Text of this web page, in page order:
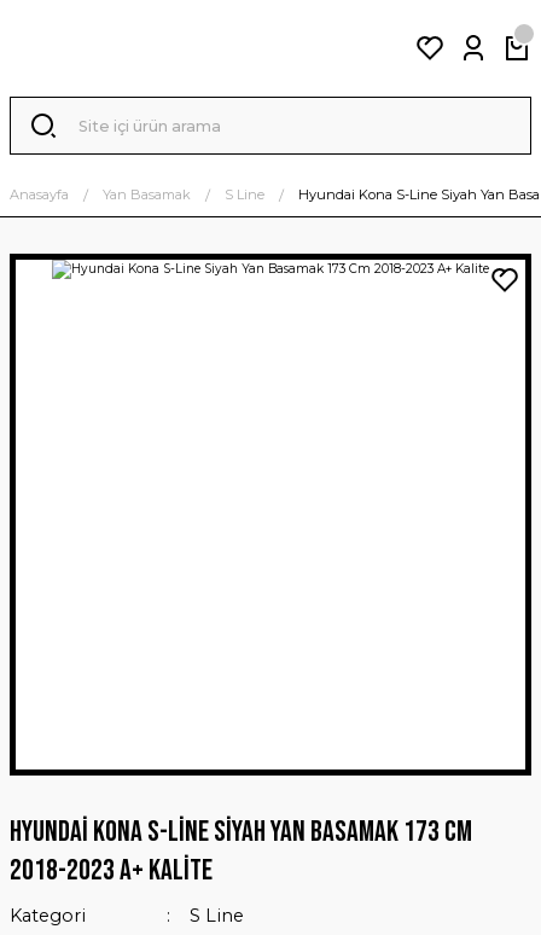
Anasayfa Yan Basamak S Line Hyundai Kona S-Line Siyah Yan
Hyundai Kona S-Line Siyah Yan Basamak 173 Cm
2018-2023 A+ Kalite
Kategori
S Line